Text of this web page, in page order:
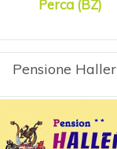
Perca (BZ)
Pensione Haller